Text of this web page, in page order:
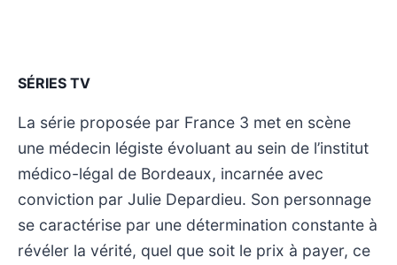
SÉRIES TV
La série proposée par France 3 met en scène
une médecin légiste évoluant au sein de l’institut
médico-légal de Bordeaux, incarnée avec
conviction par Julie Depardieu. Son personnage
se caractérise par une détermination constante à
révéler la vérité, quel que soit le prix à payer, ce